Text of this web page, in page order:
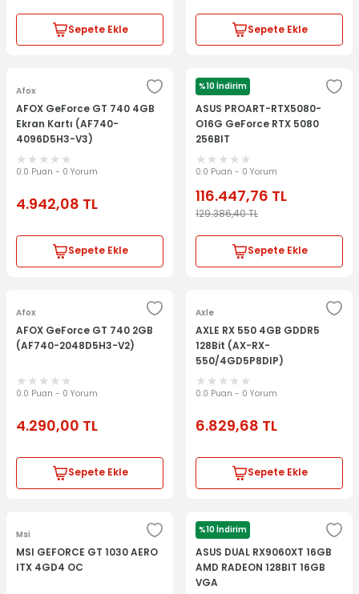
Sepete Ekle Sepete Ekle
Afox
AFOX GeForce GT 740 4GB
Ekran Kartı (AF740-
4096D5H3-V3)
0.0 Puan - 0 Yorum
4.942,08 TL
Sepete Ekle
%10 İndirim
Asus
ASUS PROART-RTX5080-
O16G GeForce RTX 5080
256BIT
0.0 Puan - 0 Yorum
116.447,76 TL
129.386,40TL
Sepete Ekle
Afox
AFOX GeForce GT 740 2GB
(AF740-2048D5H3-V2)
0.0 Puan - 0 Yorum
4.290,00 TL
Sepete Ekle
Axle
AXLE RX 550 4GB GDDR5
128Bit (AX-RX-
550/4GD5P8DIP)
0.0 Puan - 0 Yorum
6.829,68 TL
Sepete Ekle
Msi
MSI GEFORCE GT 1030 AERO
ITX 4GD4 OC
%10 İndirim
Asus
ASUS DUAL RX9060XT 16GB
AMD RADEON 128BIT 16GB
VGA